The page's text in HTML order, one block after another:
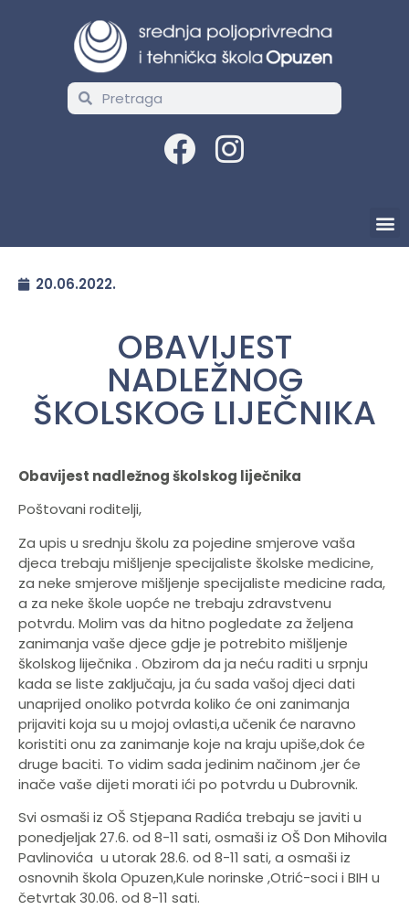
20.06.2022.
OBAVIJEST
NADLEŽNOG
ŠKOLSKOG LIJEČNIKA
Obavijest nadležnog školskog liječnika
Poštovani roditelji,
Za upis u srednju školu za pojedine smjerove vaša
djeca trebaju mišljenje specijaliste školske medicine,
za neke smjerove mišljenje specijaliste medicine rada,
a za neke škole uopće ne trebaju zdravstvenu
potvrdu. Molim vas da hitno pogledate za željena
zanimanja vaše djece gdje je potrebito mišljenje
školskog liječnika . Obzirom da ja neću raditi u srpnju
kada se liste zaključaju, ja ću sada vašoj djeci dati
unaprijed onoliko potvrda koliko će oni zanimanja
prijaviti koja su u mojoj ovlasti,a učenik će naravno
koristiti onu za zanimanje koje na kraju upiše,dok će
druge baciti. To vidim sada jedinim načinom ,jer će
inače vaše dijeti morati ići po potvrdu u Dubrovnik.
Svi osmaši iz OŠ Stjepana Radića trebaju se javiti u
ponedjeljak 27.6. od 8-11 sati, osmaši iz OŠ Don Mihovila
Pavlinovića u utorak 28.6. od 8-11 sati, a osmaši iz
osnovnih škola Opuzen,Kule norinske ,Otrić-soci i BIH u
četvrtak 30.06. od 8-11 sati.